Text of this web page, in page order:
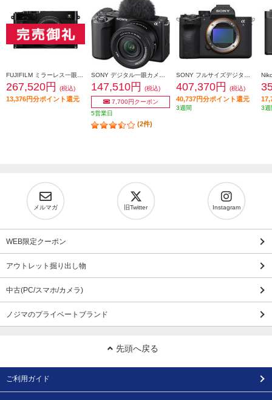
267,520円 (税込)
13,376円分ポイント還元
147,510円
(税込)
7,700円クーポン
5営業日
(2件)
407,370円 (税込)
40,737円分ポイント還元
3週間 3週
メルマガ 旧Twitter Instagram
WEB限定クーポン
アウトレット掘り出し物
中古(PC/スマホ/カメラ)
ノジマのプライベートブランド
先頭へ戻る
ご利用ガイド